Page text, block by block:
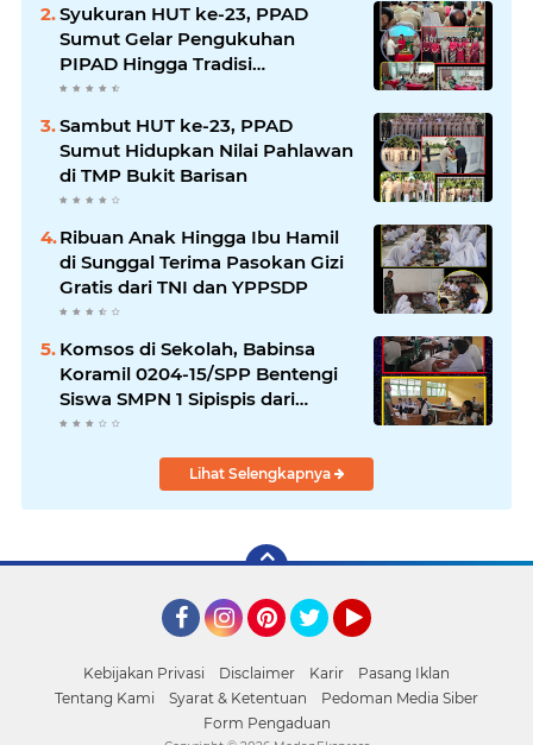
Syukuran HUT ke-23, PPAD
Sumut Gelar Pengukuhan
PIPAD Hingga Tradisi
Kekeluargaan
Sambut HUT ke-23, PPAD
Sumut Hidupkan Nilai Pahlawan
di TMP Bukit Barisan
Ribuan Anak Hingga Ibu Hamil
di Sunggal Terima Pasokan Gizi
Gratis dari TNI dan YPPSDP
Komsos di Sekolah, Babinsa
Koramil 0204-15/SPP Bentengi
Siswa SMPN 1 Sipispis dari
Bahaya Narkotika
Lihat Selengkapnya
Kebijakan Privasi Disclaimer Karir
Pasang Iklan
Tentang Kami
Syarat & Ketentuan
Pedoman Media Siber
Form Pengaduan